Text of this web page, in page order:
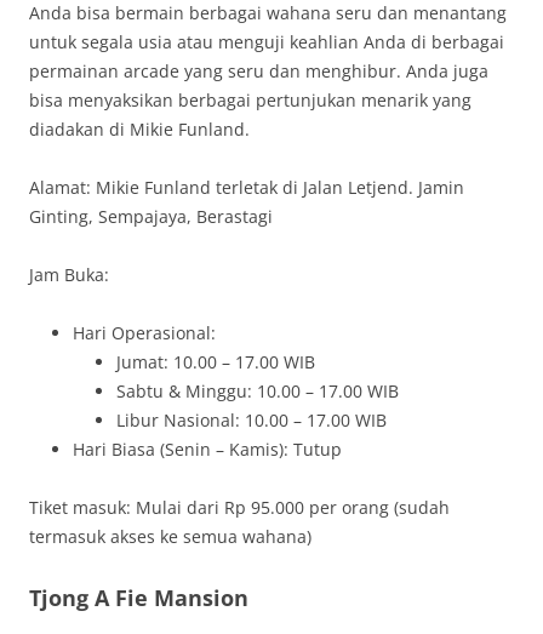
Anda bisa bermain berbagai wahana seru dan menantang
untuk segala usia atau menguji keahlian Anda di berbagai
permainan arcade yang seru dan menghibur. Anda juga
bisa menyaksikan berbagai pertunjukan menarik yang
diadakan di Mikie Funland.
Alamat: Mikie Funland terletak di Jalan Letjend. Jamin
Ginting, Sempajaya, Berastagi
Jam Buka:
Hari Operasional:
Jumat: 10.00 – 17.00 WIB
Sabtu & Minggu: 10.00 – 17.00 WIB
Libur Nasional: 10.00 – 17.00 WIB
Hari Biasa (Senin – Kamis): Tutup
Tiket masuk: Mulai dari Rp 95.000 per orang (sudah
termasuk akses ke semua wahana)
Tjong A Fie Mansion